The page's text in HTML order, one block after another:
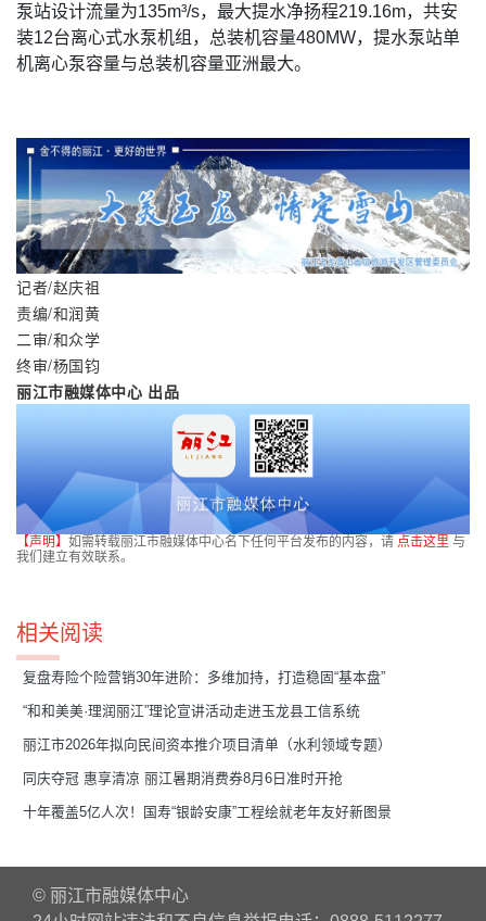
泵站设计流量为135m³/s，最大提水净扬程219.16m，共安
装12台离心式水泵机组，总装机容量480MW，提水泵站单
机离心泵容量与总装机容量亚洲最大。
记者/赵庆祖
责编/和润黄
二审/和众学
终审/杨国钧
丽江市融媒体中心 出品
【声明】 如需转载丽江市融媒体中心名下任何平台发布的内容，请 点击这里 与
我们建立有效联系。
相关阅读
复盘寿险个险营销30年进阶：多维加持，打造稳固“基本盘”
“和和美美·理润丽江”理论宣讲活动走进玉龙县工信系统
丽江市2026年拟向民间资本推介项目清单（水利领域专题）
同庆夺冠 惠享清凉 丽江暑期消费券8月6日准时开抢
十年覆盖5亿人次！国寿“银龄安康”工程绘就老年友好新图景
© 丽江市融媒体中心